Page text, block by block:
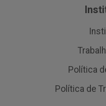
Política
Política de